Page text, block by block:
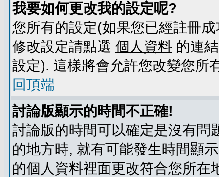
我要如何更改我的設定呢?
您所有的設定(如果您已經註冊
修改設定請點選 個人資料 的連
設定). 這樣將會允許您改變您所
回頂端
討論版顯示的時間不正確!
討論版的時間可以確定是沒有問
的地方時, 就有可能發生時間顯
的個人資料裡面更改符合您所在